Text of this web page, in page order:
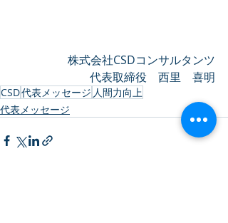
株式会社CSDコンサルタンツ
代表取締役　西里　喜明
CSD代表メッセージ 人間力向上
代表メッセージ